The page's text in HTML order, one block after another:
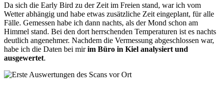
Da sich die Early Bird zu der Zeit im Freien stand, war ich vom
Wetter abhängig und habe etwas zusätzliche Zeit eingeplant, für alle
Fälle. Gemessen habe ich dann nachts, als der Mond schon am
Himmel stand. Bei den dort herrschenden Temperaturen ist es nachts
deutlich angenehmer. Nachdem die Vermessung abgeschlossen war,
habe ich die Daten bei mirim Büro in Kiel analysiert und
ausgewertet.